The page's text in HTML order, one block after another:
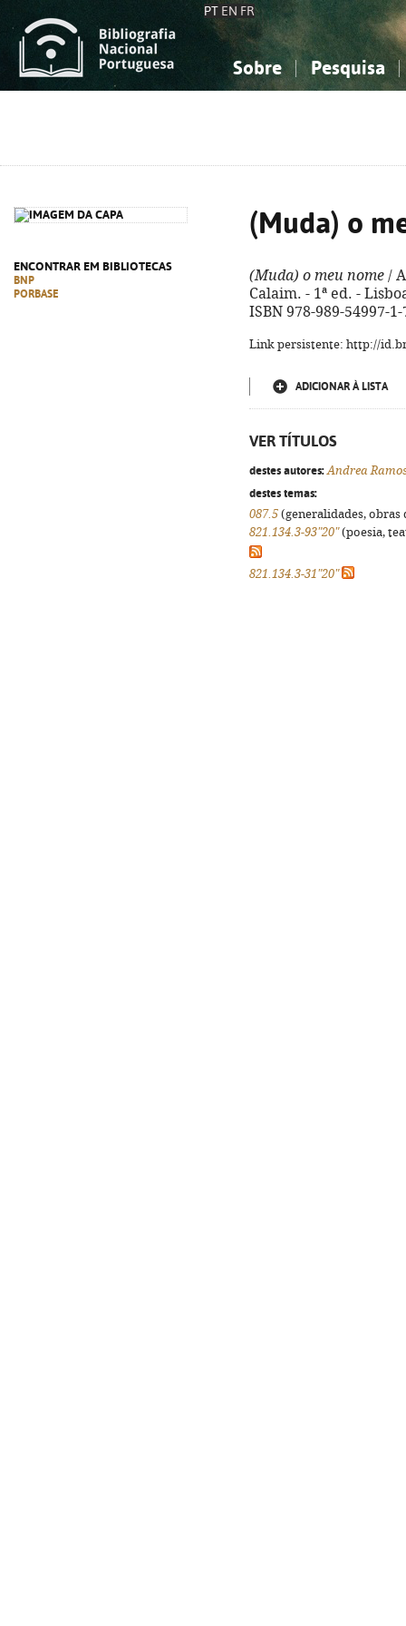
PT EN FR
Sobre Pesquisa
ENCONTRAR EM BIBLIOTECAS
BNP
PORBASE
(Muda) o
(Muda) o meu nome /
Calaim. - 1ª ed. -
ISBN 978-989-54997-1-
Link persistente: http://
ADICIONAR À LISTA
VER TÍTULOS
destes autores: Andrea
destes temas:
087.5 (generalidades,
821.134.3-93"20"(poesia,
821.134.3-31"20"